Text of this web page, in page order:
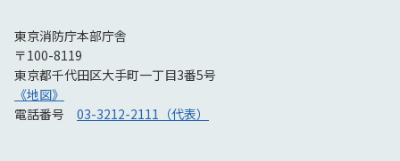
東京消防庁本部庁舎
〒100-8119
東京都千代田区大手町一丁目3番5号
《地図》
電話番号 03-3212-2111（代表）